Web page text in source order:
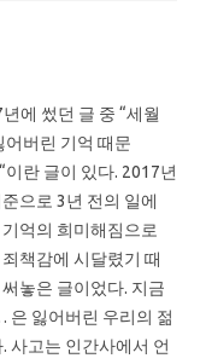
에 썼던 글 중 “세월
어버린 기억 때문
란 글이 있다. 2017년
으로 3년 전의 일에
억의 희미해짐으로
책감에 시달렸기 때
놓은 글이었다. 지금
은 잃어버린 우리의 젊
사고는 인간사에서 언